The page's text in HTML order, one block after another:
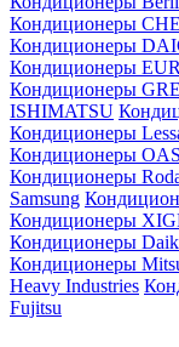
Кондиционеры
Кондиционеры
Кондиционеры
Кондиционеры
ISHIMATSU
Кондиционеры
Кондиционеры
Кондиционеры
Samsung
Кондиционеры
Кондиционеры
Кондиционеры
Heavy Industries
Fujitsu